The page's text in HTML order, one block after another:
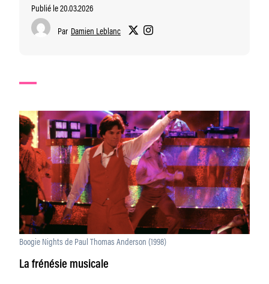
Publié le 20.03.2026
Par Damien Leblanc
Boogie Nights de Paul Thomas Anderson (1998)
La frénésie musicale